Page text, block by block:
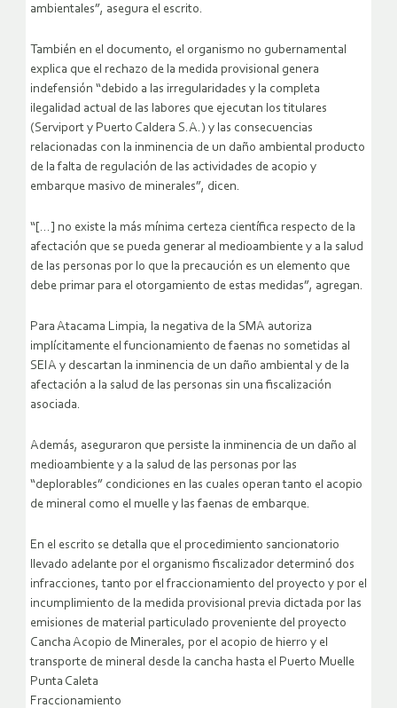
ambientales”, asegura el escrito.
También en el documento, el organismo no gubernamental
explica que el rechazo de la medida provisional genera
indefensión “debido a las irregularidades y la completa
ilegalidad actual de las labores que ejecutan los titulares
(Serviport y Puerto Caldera S.A.) y las consecuencias
relacionadas con la inminencia de un daño ambiental producto
de la falta de regulación de las actividades de acopio y
embarque masivo de minerales”, dicen.
“[…] no existe la más mínima certeza científica respecto de la
afectación que se pueda generar al medioambiente y a la salud
de las personas por lo que la precaución es un elemento que
debe primar para el otorgamiento de estas medidas”, agregan.
Para Atacama Limpia, la negativa de la SMA autoriza
implícitamente el funcionamiento de faenas no sometidas al
SEIA y descartan la inminencia de un daño ambiental y de la
afectación a la salud de las personas sin una fiscalización
asociada.
Además, aseguraron que persiste la inminencia de un daño al
medioambiente y a la salud de las personas por las
“deplorables” condiciones en las cuales operan tanto el acopio
de mineral como el muelle y las faenas de embarque.
En el escrito se detalla que el procedimiento sancionatorio
llevado adelante por el organismo fiscalizador determinó dos
infracciones, tanto por el fraccionamiento del proyecto y por el
incumplimiento de la medida provisional previa dictada por las
emisiones de material particulado proveniente del proyecto
Cancha Acopio de Minerales, por el acopio de hierro y el
transporte de mineral desde la cancha hasta el Puerto Muelle
Punta Caleta
Fraccionamiento